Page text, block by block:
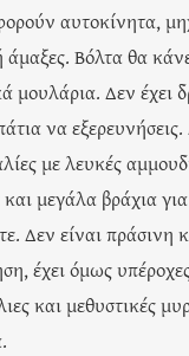
αυτοκίνητα,
Βόλτα θα
μουλάρια. Δεν έχει
να
με λευκές
μεγάλα βράχια
Δεν είναι πράσινη
έχει όμως
και μεθυστικές